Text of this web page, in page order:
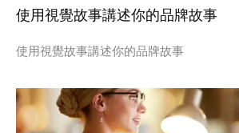
使用視覺故事講述你的品牌故事
使用視覺故事講述你的品牌故事